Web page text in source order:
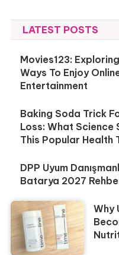
LATEST POSTS
Movies123:
Ways To Enjoy
Entertainment
Baking Soda Trick
Loss: What Science
This Popular Health
DPP Uyum
Batarya 2027
Why